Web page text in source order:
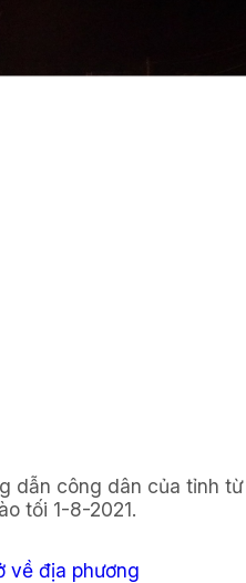
dẫn công dân của tỉnh
tối 1-8-2021.
về địa phương